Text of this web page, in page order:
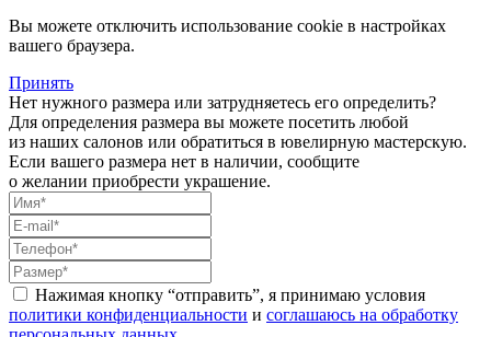
Вы можете отключить использование cookie в настройках
вашего браузера.
Принять
Нет нужного размера или затрудняетесь его определить?
Для определения размера вы можете посетить любой
из наших салонов или обратиться в ювелирную мастерскую.
Если вашего размера нет в наличии, сообщите
о желании приобрести украшение.
Нажимая кнопку “отправить”, я принимаю условия
политики конфиденциальности и соглашаюсь на обработку